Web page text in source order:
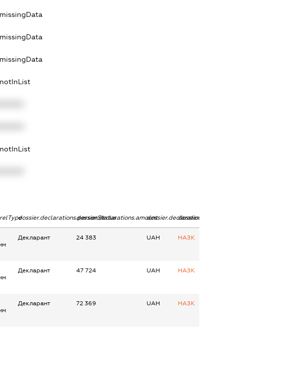
dossier.declarations.personStatusdossier.declarations.amountdossier.declarations.currency
dossier.declarations.source
Декларант 24 383 UAH НАЗК
Декларант 47 724 UAH НАЗК
Декларант 72 369 UAH НАЗК